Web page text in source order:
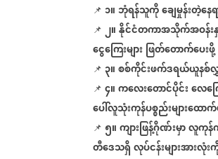
📌 ၁။ဘုံရန်သူကိုချေမှုန်းတဲ့နေ
📌 ၂။နိုင်ငံတကာအသိုက်အဝန်း
ငွေကြေးများ ဖြတ်တောက်ပေးဖို့
📌 ၃။စစ်ကိုင်းဖက်ဒရယ်ယူနစ်
📌 ၄။ကလေးတောင်ပိုင်းလေက
ပေါ်လူသုံးကုန်ပစ္စည်းများထော
📌 ၅။ကျားဖြန့်ဂိုဏ်းမှာလူကုန်
တီဒေသရှိလုပ်ငန်းများအားလုံး